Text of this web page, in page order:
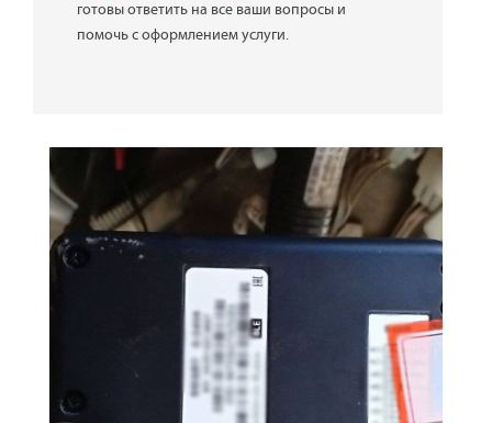
готовы ответить на все ваши вопросы и
помочь с оформлением услуги.